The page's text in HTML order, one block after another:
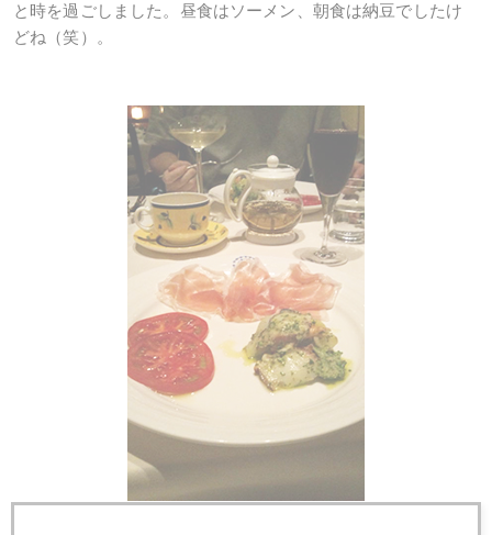
と時を過ごしました。昼食はソーメン、朝食は納豆でしたけ
どね（笑）。